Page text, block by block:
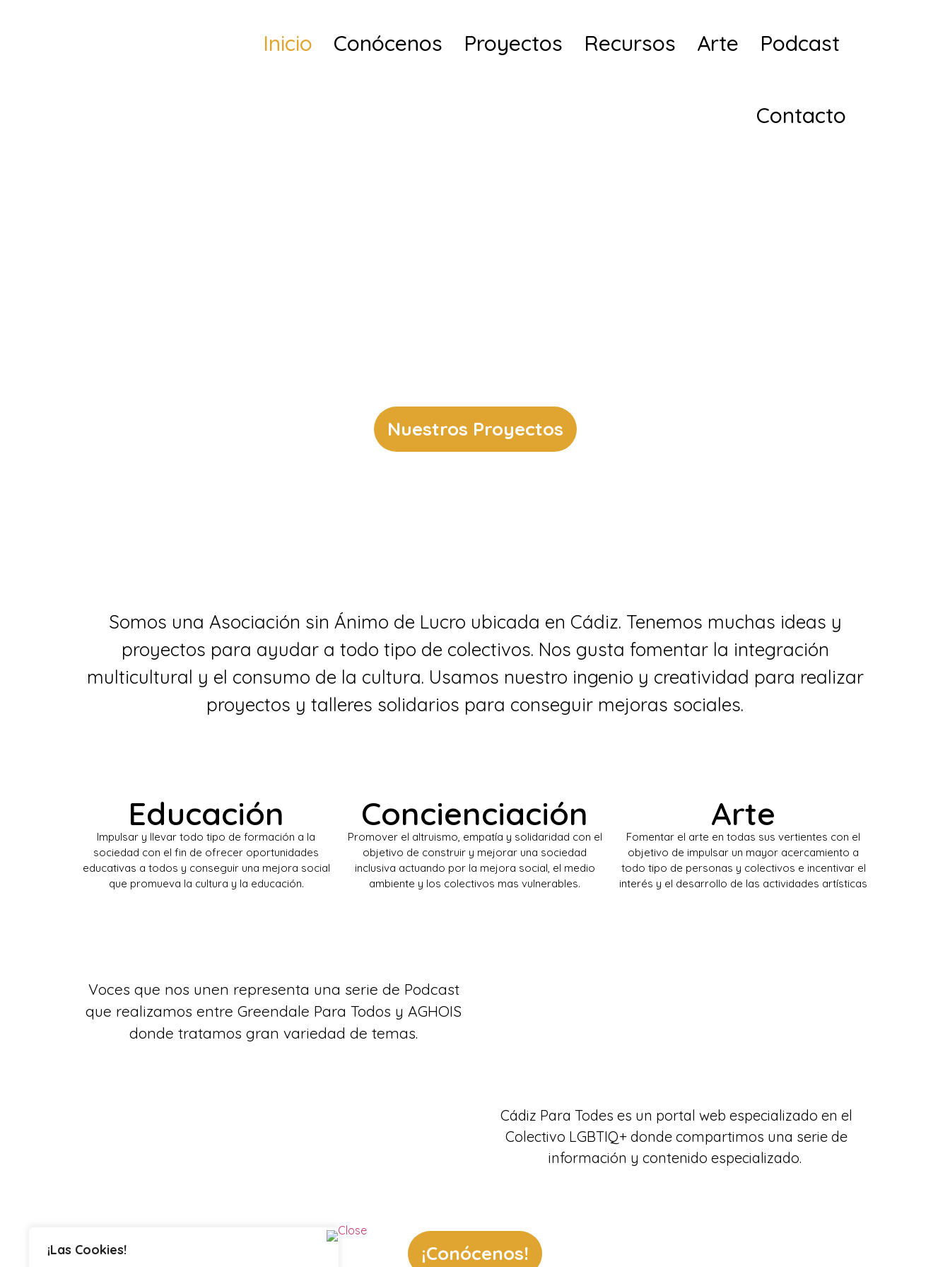
¡Las Cookies!
Inicio Conócenos Proyectos Recursos Arte Podcast
Contacto
Nuestros Proyectos
Somos una Asociación sin Ánimo de Lucro ubicada en Cádiz. Tenemos muchas ideas y
proyectos para ayudar a todo tipo de colectivos. Nos gusta fomentar la integración
multicultural y el consumo de la cultura. Usamos nuestro ingenio y creatividad para realizar
proyectos y talleres solidarios para conseguir mejoras sociales.
Educación
Impulsar y llevar todo tipo de formación a la
sociedad con el fin de ofrecer oportunidades
educativas a todos y conseguir una mejora social
que promueva la cultura y la educación.
Concienciación
Promover el altruismo, empatía y solidaridad con el
objetivo de construir y mejorar una sociedad
inclusiva actuando por la mejora social, el medio
ambiente y los colectivos mas vulnerables.
Arte
Fomentar el arte en todas sus vertientes con el
objetivo de impulsar un mayor acercamiento a
todo tipo de personas y colectivos e incentivar el
interés y el desarrollo de las actividades artísticas
Voces que nos unen representa una serie de Podcast
que realizamos entre Greendale Para Todos y AGHOIS
donde tratamos gran variedad de temas.
Cádiz Para Todes es un portal web especializado en el
Colectivo LGBTIQ+ donde compartimos una serie de
información y contenido especializado.
¡Conócenos!